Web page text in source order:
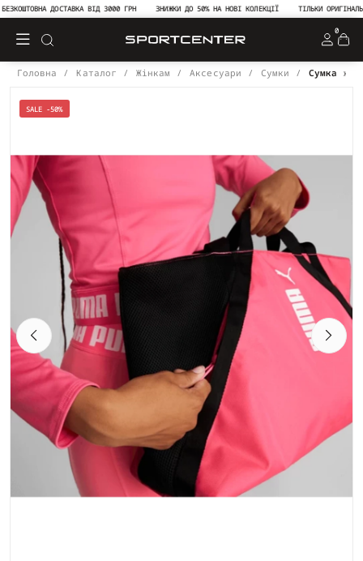
ДОСТАВКА ВІД 3000 ГРН ЗНИЖКИ ДО 50% НА НОВІ КОЛЕКЦІЇ ТІЛЬКИ ОРИГІНАЛЬНА
0
Головна Каталог Жінкам Аксесуари Сумки Сумка
SALE -50%